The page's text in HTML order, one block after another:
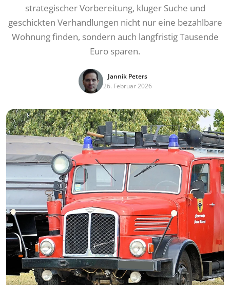
strategischer Vorbereitung, kluger Suche und
geschickten Verhandlungen nicht nur eine bezahlbare
Wohnung finden, sondern auch langfristig Tausende
Euro sparen.
Jannik Peters
26. Februar 2026